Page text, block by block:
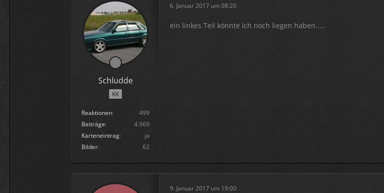
Schludde
KK
Reaktionen
499
Beiträge
4.969
Karteneintrag
ja
Bilder
62
6. Januar 2017 um 08:20
ein linkes Teil könnte ich noch liegen haben.....
9. Januar 2017 um 19:00